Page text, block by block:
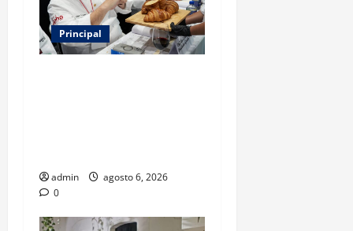
Principal
admin
agosto 6, 2026
0